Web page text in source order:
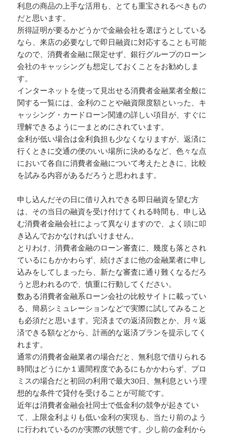
利息の商品の上手な活用も、とても重宝されるべきもの
だと思います。
所得証明が要るかどうかで金融会社を選ぼうとしている
なら、来店の必要なしで即日融資に対応することも可能
なので、消費者金融に限定せず、銀行グループのローン
会社のキャッシングも想定しておくことをお勧めしま
す。
インターネットを使って見出せる消費者金融業者全般に
関する一覧には、金利のことや融資限度額といった、キ
ャッシング・カードローン関連の詳しい項目が、すぐに
理解できるように一まとめにされています。
金利が低い場合は金利負担も少なくなりますが、返済に
行くときに交通の便のいい場所に決めるなど、色々な点
において各自に消費者金融について考えたときに、比較
を試みる内容があるだろうと思われます。
申し込んだその日に借り入れできる即日融資を望む方
は、その当日の融資を受け付けてくれる時間も、申し込
む消費者金融会社によって異なりますので、よく頭に叩
き込んでおかなければいけません。
とりわけ、消費者金融のローン審査に、幾度も落とされ
ているにもかかわらず、続けざまに他の金融業者に申し
込みをしてしまったら、新たな審査に通り難くなるだろ
うと思われるので、慎重に行動してください。
数ある消費者金融系ローン会社の比較サイトに載ってい
る、簡易シミュレーションなどで実際に試してみること
も必須だと思います。完済までの返済回数とか、月々返
済できる額などから、計画的な返済プランを提示してく
れます。
通常の消費者金融業者の場合だと、無利息で借りられる
時間はどうにか１週間程度であるにもかかわらず、プロ
ミスの場合だと初回の利用で最大30日、無利息という理
想的な条件で貸付を受けることが可能です。
近年は消費者金融会社同士で低金利の競争が起きてい
て、上限金利よりも低い金利の実現も、当たり前のよう
に行われているのが実際の状態です。少し前の金利から